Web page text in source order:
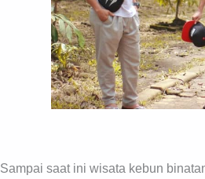
Sampai saat ini wisata kebun